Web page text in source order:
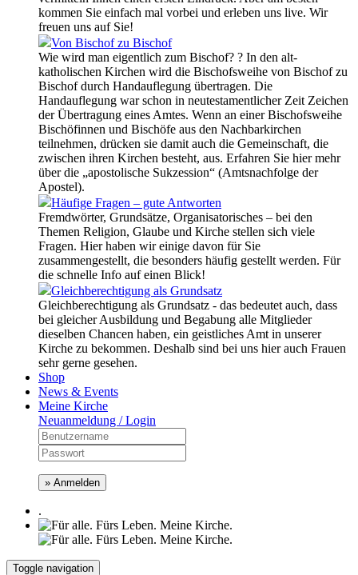
kommen Sie einfach mal vorbei und erleben uns live. Wir
freuen uns auf Sie!
Von Bischof zu Bischof
Wie wird man eigentlich zum Bischof? ? In den alt-
katholischen Kirchen wird die Bischofsweihe von Bischof zu
Bischof durch Handauflegung übertragen. Die
Handauflegung war schon in neutestamentlicher Zeit Zeichen
der Übertragung eines Amtes. Wenn an einer Bischofsweihe
Bischöfinnen und Bischöfe aus den Nachbarkirchen
teilnehmen, drücken sie damit auch die Gemeinschaft, die
zwischen ihren Kirchen besteht, aus. Erfahren Sie hier mehr
über die „apostolische Sukzession“ (Amtsnachfolge der
Apostel).
Häufige Fragen – gute Antworten
Fremdwörter, Grundsätze, Organisatorisches – bei den
Themen Religion, Glaube und Kirche stellen sich viele
Fragen. Hier haben wir einige davon für Sie
zusammengestellt, die besonders häufig gestellt werden. Für
die schnelle Info auf einen Blick!
Gleichberechtigung als Grundsatz
Gleichberechtigung als Grundsatz - das bedeutet auch, dass
bei gleicher Ausbildung und Begabung alle Mitglieder
dieselben Chancen haben, ein geistliches Amt in unserer
Kirche zu bekommen. Deshalb sind bei uns hier auch Frauen
sehr gerne gesehen.
Shop
News & Events
Meine Kirche
Neuanmeldung / Login
» Anmelden
.
Toggle navigation